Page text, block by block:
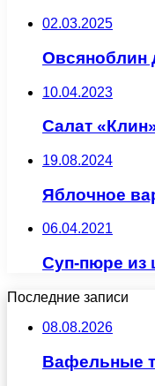
02.03.2025
Овсяноблин
10.04.2023
Салат
19.08.2024
Яблочное
06.04.2021
Суп-пюре из
Последние записи
08.08.2026
Вафельные